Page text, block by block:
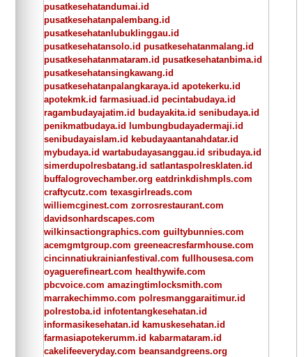
pusatkesehatandumai.id
pusatkesehatanpalembang.id
pusatkesehatanlubuklinggau.id
pusatkesehatansolo.id pusatkesehatanmalang.id
pusatkesehatanmataram.id pusatkesehatanbima.id
pusatkesehatansingkawang.id
pusatkesehatanpalangkaraya.id apotekerku.id
apotekmk.id farmasiuad.id pecintabudaya.id
ragambudayajatim.id budayakita.id senibudaya.id
penikmatbudaya.id lumbungbudayadermaji.id
senibudayaislam.id kebudayaantanahdatar.id
mybudaya.id wartabudayasanggau.id sribudaya.id
simerdupolresbatang.id satlantaspolresklaten.id
buffalogrovechamber.org eatdrinkdishmpls.com
craftycutz.com texasgirlreads.com
williemcginest.com zorrosrestaurant.com
davidsonhardscapes.com
wilkinsactiongraphics.com guiltybunnies.com
acemgmtgroup.com greeneacresfarmhouse.com
cincinnatiukrainianfestival.com fullhousesa.com
oyaguerefineart.com healthywife.com
pbcvoice.com amazingtimlocksmith.com
marrakechimmo.com polresmanggaraitimur.id
polrestoba.id infotentangkesehatan.id
informasikesehatan.id kamuskesehatan.id
farmasiapotekerumm.id kabarmataram.id
cakelifeeveryday.com beansandgreens.org